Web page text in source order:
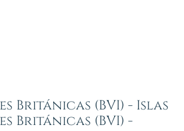
Británicas (BVI) - Islas
Británicas (BVI) -